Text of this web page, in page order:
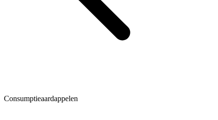
Consumptieaardappelen